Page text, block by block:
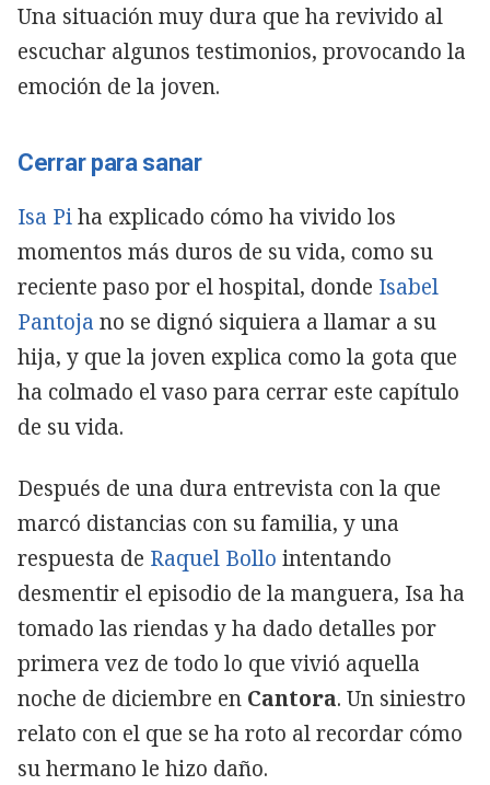
Una situación muy dura que ha revivido al
escuchar algunos testimonios, provocando la
emoción de la joven.
Cerrar para sanar
Isa Piha explicado cómo ha vivido los
momentos más duros de su vida, como su
reciente paso por el hospital, donde Isabel
Pantoja no se dignó siquiera a llamar a su
hija, y que la joven explica como la gota que
ha colmado el vaso para cerrar este capítulo
de su vida.
Después de una dura entrevista con la que
marcó distancias con su familia, y una
respuesta de Raquel Bollo intentando
desmentir el episodio de la manguera, Isa ha
tomado las riendas y ha dado detalles por
primera vez de todo lo que vivió aquella
noche de diciembre en Cantora. Un siniestro
relato con el que se ha roto al recordar cómo
su hermano le hizo daño.